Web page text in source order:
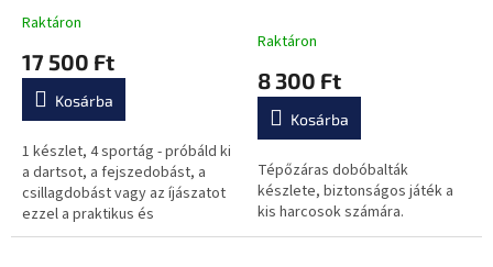
ADGS145
A
átlagos
értékelése
0,0
csillag.
Raktáron
17 500 Ft
Kosárba
1 készlet, 4 sportág - próbáld ki
a dartsot, a fejszedobást, a
csillagdobást vagy az íjászatot
ezzel a praktikus és
biztonságos készlettel. Minden,
Raktáron
8 300 Ft
Kosárba
Tépőzáras dobóbalták
készlete, biztonságos játék a
kis harcosok számára.